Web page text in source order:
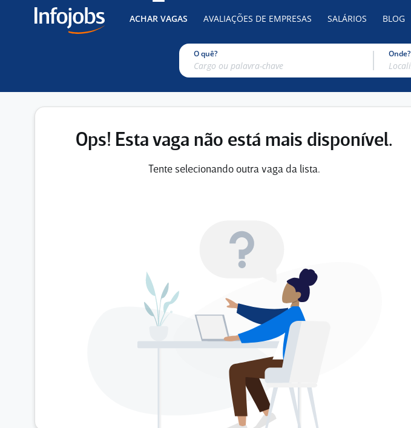
ACHAR VAGAS AVALIAÇÕES DE EMPRESAS SALÁRIOS BLOG
O quê? Onde?
Ops! Esta vaga não está mais disponível.
Tente selecionando outra vaga da lista.